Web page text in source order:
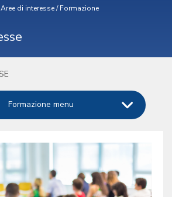
Aree di interesse/Formazione
Formazione menu